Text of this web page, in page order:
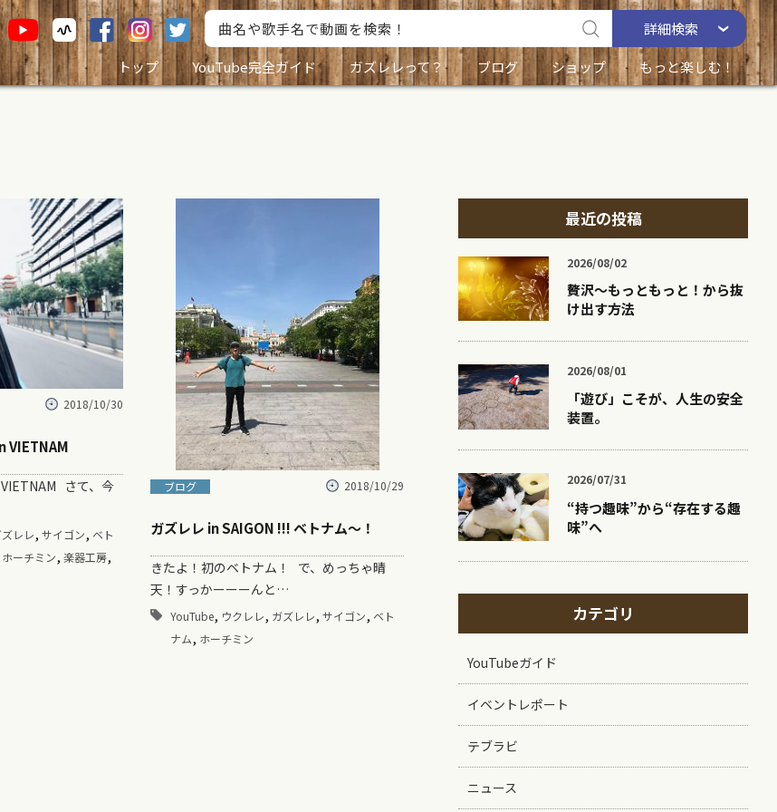
詳細検索
トップ
YouTube完全ガイド ガズレレって？ ブログ ショップ もっと楽しむ！
2018/10/30
VIETNAM
さて、今
レレ, サイゴン, ベト
ホーチミン, 楽器工房,
ブログ 2018/10/29
ガズレレ in SAIGON !!! ベトナム〜！
きたよ！初のベトナム！ で、めっちゃ晴
天！すっかーーーんと…
YouTube, ウクレレ, ガズレレ, サイゴン, ベト
ナム, ホーチミン
最近の投稿
2026/08/02
贅沢〜もっともっと！から抜
け出す方法
2026/08/01
「遊び」こそが、人生の安全
装置。
2026/07/31
“持つ趣味”から“存在する趣
味”へ
カテゴリ
YouTubeガイド
イベントレポート
テブラビ
ニュース